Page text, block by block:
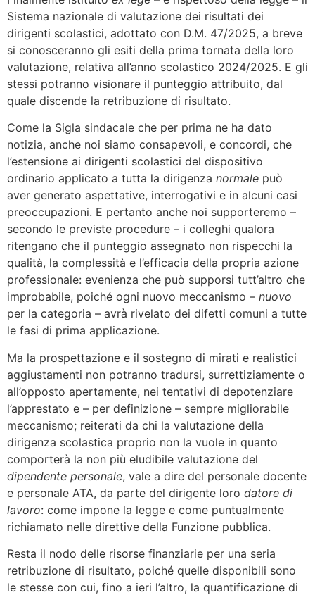
Sistema nazionale di valutazione dei risultati dei
dirigenti scolastici, adottato con D.M. 47/2025, a breve
si conosceranno gli esiti della prima tornata della loro
valutazione, relativa all’anno scolastico 2024/2025. E gli
stessi potranno visionare il punteggio attribuito, dal
quale discende la retribuzione di risultato.
Come la Sigla sindacale che per prima ne ha dato
notizia, anche noi siamo consapevoli, e concordi, che
l’estensione ai dirigenti scolastici del dispositivo
ordinario applicato a tutta la dirigenza normale può
aver generato aspettative, interrogativi e in alcuni casi
preoccupazioni. E pertanto anche noi supporteremo –
secondo le previste procedure – i colleghi qualora
ritengano che il punteggio assegnato non rispecchi la
qualità, la complessità e l’efficacia della propria azione
professionale: evenienza che può supporsi tutt’altro che
improbabile, poiché ogni nuovo meccanismo – nuovo
per la categoria – avrà rivelato dei difetti comuni a tutte
le fasi di prima applicazione.
Ma la prospettazione e il sostegno di mirati e realistici
aggiustamenti non potranno tradursi, surrettiziamente o
all’opposto apertamente, nei tentativi di depotenziare
l’apprestato e – per definizione – sempre migliorabile
meccanismo; reiterati da chi la valutazione della
dirigenza scolastica proprio non la vuole in quanto
comporterà la non più eludibile valutazione del
dipendente personale, vale a dire del personale docente
e personale ATA, da parte del dirigente loro datore di
lavoro: come impone la legge e come puntualmente
richiamato nelle direttive della Funzione pubblica.
Resta il nodo delle risorse finanziarie per una seria
retribuzione di risultato, poiché quelle disponibili sono
le stesse con cui, fino a ieri l’altro, la quantificazione di